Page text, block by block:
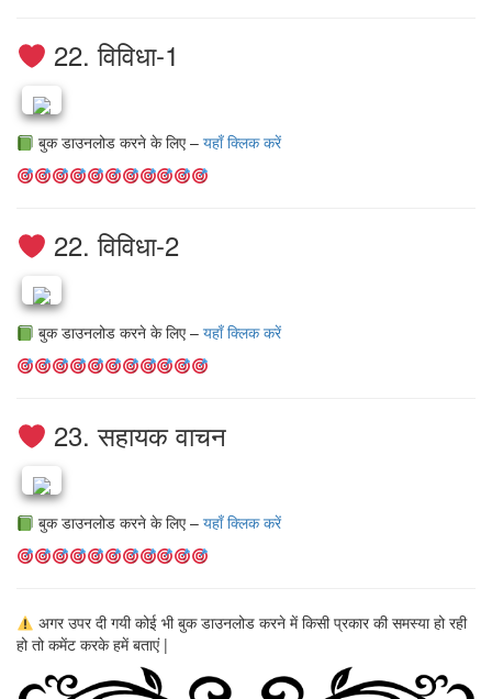
22. विविधा-1
बुक डाउनलोड करने के लिए – यहाँ क्लिक करें
22. विविधा-2
बुक डाउनलोड करने के लिए – यहाँ क्लिक करें
23. सहायक वाचन
बुक डाउनलोड करने के लिए – यहाँ क्लिक करें
अगर उपर दी गयी कोई भी बुक डाउनलोड करने में किसी प्रकार की समस्या हो रही
हो तो कमेंट करके हमें बताएं |